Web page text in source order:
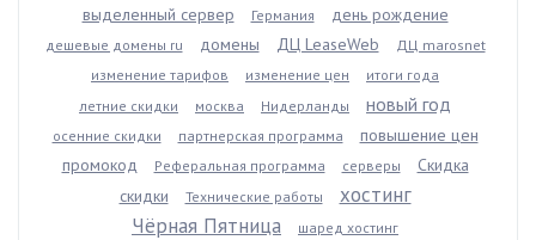
выделенный сервер Германия день рождение
дешевые домены ru домены ДЦ LeaseWeb
ДЦ marosnet
изменение тарифов
изменение цен
итоги года
летние скидки
москва Нидерланды новый год
осенние скидки партнерская программа
повышение цен
промокод
Реферальная программа серверы
Скидка
скидки
Технические работы
хостинг
Чёрная Пятница
шаред хостинг